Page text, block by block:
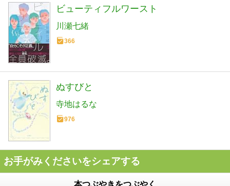
ビューティフルワースト
川瀬七緒
366
ぬすびと
寺地はるな
976
お手がみくださいをシェアする
本つぶやきをつぶやく